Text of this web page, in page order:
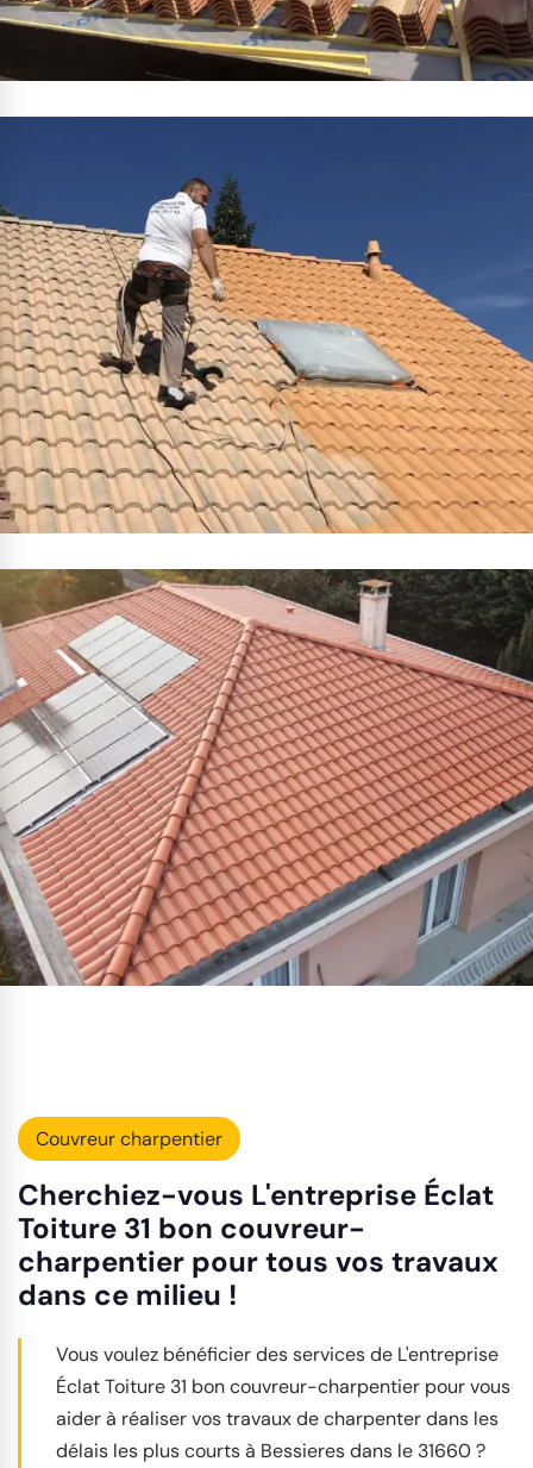
Couvreur charpentier
Cherchiez-vous L'entreprise Éclat
Toiture 31 bon couvreur-
charpentier pour tous vos travaux
dans ce milieu !
Vous voulez bénéficier des services de L'entreprise
Éclat Toiture 31 bon couvreur-charpentier pour vous
aider à réaliser vos travaux de charpenter dans les
délais les plus courts à Bessieres dans le 31660 ?